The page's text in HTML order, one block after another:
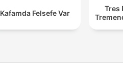
Kafamda Felsefe Var
Tres